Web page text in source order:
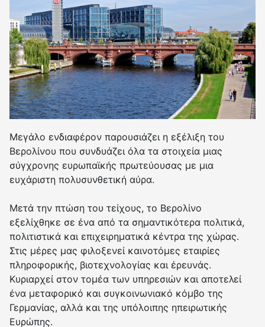
Μεγάλο ενδιαφέρον παρουσιάζει η εξέλιξη του
Βερολίνου που συνδυάζει όλα τα στοιχεία μιας
σύγχρονης ευρωπαϊκής πρωτεύουσας με μια
ευχάριστη πολυσυνθετική αύρα.
Μετά την πτώση του τείχους, το Βερολίνο
εξελίχθηκε σε ένα από τα σημαντικότερα πολιτικά,
πολιτιστικά και επιχειρηματικά κέντρα της χώρας.
Στις μέρες μας φιλοξενεί καινοτόμες εταιρίες
πληροφορικής, βιοτεχνολογίας και έρευνάς.
Κυριαρχεί στον τομέα των υπηρεσιών και αποτελεί
ένα μεταφορικό και συγκοινωνιακό κόμβο της
Γερμανίας, αλλά και της υπόλοιπης ηπειρωτικής
Ευρώπης.